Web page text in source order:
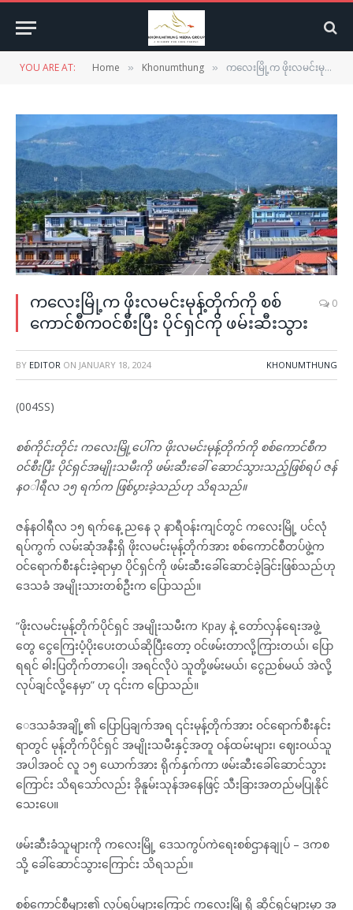
YOU ARE AT: Home » Khonumthung » ကလေးမြို့က ဖိုးလမင်းမုန့်တိုက်ကို စစ်ကောင်စီက၀င်စီးပြီး ပိုင်ရှင်ကို ဖမ်းဆီးသွား
ကလေးမြို့က ဖိုးလမင်းမုန့်တိုက်ကို စစ်
ကောင်စီက၀င်စီးပြီး ပိုင်ရှင်ကို ဖမ်းဆီးသွား
0
BY EDITOR ON JANUARY 18, 2024 KHONUMTHUNG
(004SS)
စစ်‌ကိုင်းတိုင်း ကလေးမြို့ပေါ်က ဖိုးလမင်းမုန့်တိုက်ကို စစ်ကောင်စီက
၀င်စီးပြီး ပိုင်ရှင်အမျိုးသမီးကို ဖမ်းဆီးခေါ် ဆောင်သွားသည့်ဖြစ်ရပ် ဇန်
န၀◌ါရီလ ၁၅ ရက်က ဖြစ်ပွားခဲ့သည်ဟု သိရသည်။
ဇန်နဝါရီလ ၁၅ ရက်နေ့ ညနေ ၃ နာရီဝန်းကျင်တွင် ကလေးမြို့ ပင်လုံ
ရပ်ကွက် လမ်းဆုံအနီးရှိ ဖိုးလမင်းမုန့်တိုက်အား စစ်ကောင်စီတပ်ဖွဲ့က
ဝင်ရောက်စီးနင်းခဲ့ရာမှာ ပိုင်ရှင်ကို ဖမ်းဆီးခေါ်ဆောင်ခဲ့ခြင်းဖြစ်သည်ဟု
ဒေသခံ အမျိုးသားတစ်ဦးက ပြောသည်။
“ဖိုးလမင်းမုန့်တိုက်ပိုင်ရှင် အမျိုးသမီးက Kpay နဲ့ တော်လှန်ရေးအဖွဲ့
တွေ ငွေကြေးပံ့ပိုးပေးတယ်ဆိုပြီးတော့ ဝင်ဖမ်းတာလို့ကြားတယ်၊ ပြော
ရရင် ဓါးပြတိုက်တာပေါ့၊ အရင်လိုပဲ သူတို့ဖမ်းမယ်၊ ငွေညစ်မယ် အဲလို့
လုပ်ချင်လို့နေမှာ” ဟု ၎င်းက ပြောသည်။
ေဒသခံအချို့၏ ပြောပြချက်အရ ၎င်းမုန့်တိုက်အား ဝင်ရောက်စီးနင်း
ရာတွင် မုန့်တိုက်ပိုင်ရှင် အမျိုးသမီးနှင့်အတူ ဝန်ထမ်းများ၊ ဈေးဝယ်သူ
အပါအဝင် လူ ၁၅ ယောက်အား ရိုက်နှက်ကာ ဖမ်းဆီးခေါ်ဆောင်သွား
ကြောင်း သိရသော်လည်း ခိုနူမ်းသုန်အနေဖြင့် သီးခြားအတည်မပြုနိုင်
သေးပေ။
ဖမ်းဆီးခံသူများကို ကလေးမြို့ ဒေသကွပ်ကဲရေးစစ်ဌာနချုပ် – ဒကစ
သို့ ခေါ်ဆောင်သွားကြောင်း သိရသည်။
စစ်ကောင်စီများ၏ လုပ်ရပ်များကြောင့် ကလေးမြို့ရှိ ဆိုင်ရှင်များမှာ အ